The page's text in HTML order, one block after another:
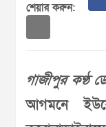
শেয়ার করুন:
গাজীপুর কণ্ঠ
আগমনে